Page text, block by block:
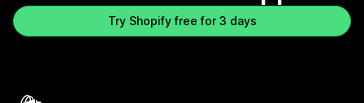
Try Shopify free for 3 days